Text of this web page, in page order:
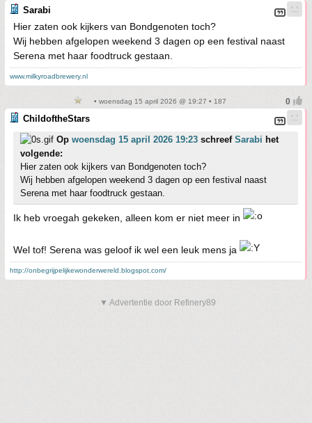
Sarabi
Hier zaten ook kijkers van Bondgenoten toch?
Wij hebben afgelopen weekend 3 dagen op een festival naast
Serena met haar foodtruck gestaan.
www.milkyroadbrewery.nl
• woensdag 15 april 2026 @ 19:27 • 187
ChildoftheStars
Op woensdag 15 april 2026 19:23 schreef Sarabi het
volgende:
Hier zaten ook kijkers van Bondgenoten toch?
Wij hebben afgelopen weekend 3 dagen op een festival naast
Serena met haar foodtruck gestaan.
Ik heb vroegah gekeken, alleen kom er niet meer in
Wel tof! Serena was geloof ik wel een leuk mens ja
http://onbegrijpelijkewonderwereld.blogspot.com/
▼ Advertentie door Refinery89